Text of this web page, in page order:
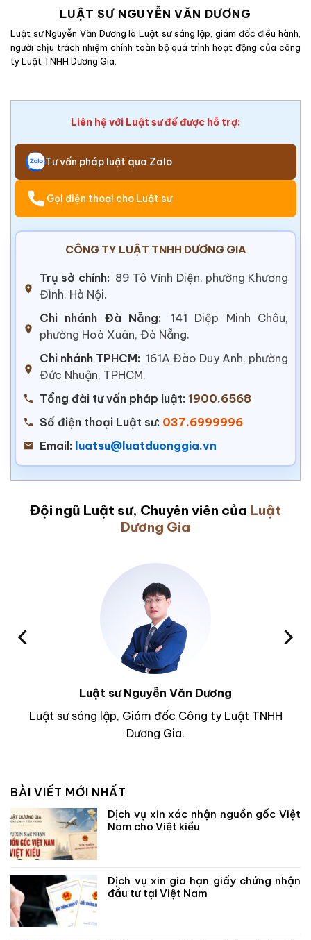
LUẬT SƯ NGUYỄN VĂN DƯƠNG
Luật sư Nguyễn Văn Dương là Luật sư sáng lập, giám đốc điều hành,
người chịu trách nhiệm chính toàn bộ quá trình hoạt động của công
ty Luật TNHH Dương Gia.
Liên hệ với Luật sư để được hỗ trợ:
Tư vấn pháp luật qua Zalo
Gọi điện thoại cho Luật sư
CÔNG TY LUẬT TNHH DƯƠNG GIA
Trụ sở chính: 89 Tô Vĩnh Diện, phường Khương
Đình, Hà Nội.
Chi nhánh Đà Nẵng:
141 Diệp Minh Châu,
phường Hoà Xuân, Đà Nẵng.
Chi nhánh TPHCM: 161A Đào Duy Anh, phường
Đức Nhuận, TPHCM.
Tổng đài tư vấn pháp luật: 1900.6568
Số điện thoại Luật sư: 037.6999996
Email: luatsu@luatduonggia.vn
Đội ngũ Luật sư, Chuyên viên của Luật
Dương Gia
Luật sư Nguyễn Văn Dương
Luật sư sáng lập, Giám đốc Công ty Luật TNHH
Dương Gia.
BÀI VIẾT MỚI NHẤT
Dịch vụ xin xác nhận nguồn gốc Việt
Nam cho Việt kiều
Dịch vụ xin gia hạn giấy chứng nhận
đầu tư tại Việt Nam